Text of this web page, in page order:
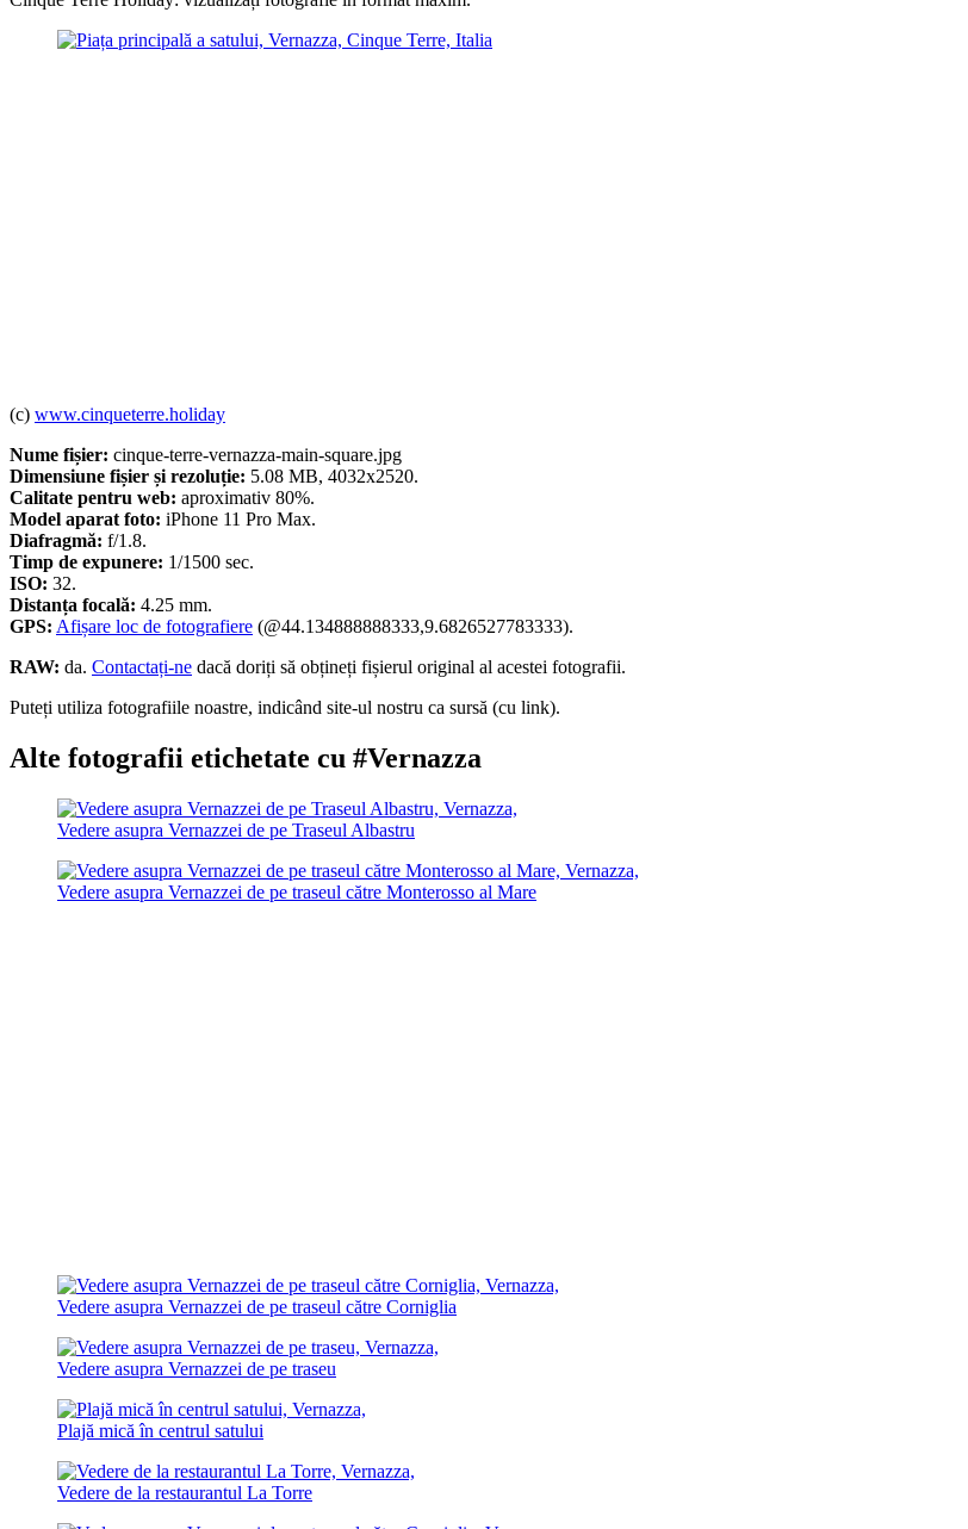
(c) www.cinqueterre.holiday
Nume fișier: cinque-terre-vernazza-main-square.jpg
Dimensiune fișier și rezoluție: 5.08 MB, 4032x2520.
Calitate pentru web: aproximativ 80%.
Model aparat foto: iPhone 11 Pro Max.
Diafragmă: f/1.8.
Timp de expunere: 1/1500 sec.
ISO: 32.
Distanța focală: 4.25 mm.
GPS: Afișare loc de fotografiere (@44.134888888333,9.6826527783333).
RAW: da. Contactați-ne dacă doriți să obțineți fișierul original al acestei fotografii.
Puteți utiliza fotografiile noastre, indicând site-ul nostru ca sursă (cu link).
Alte fotografii etichetate cu #Vernazza
Vedere asupra Vernazzei de pe Traseul Albastru
Vedere asupra Vernazzei de pe traseul către Monterosso al Mare
Vedere asupra Vernazzei de pe traseul către Corniglia
Vedere asupra Vernazzei de pe traseu
Plajă mică în centrul satului
Vedere de la restaurantul La Torre